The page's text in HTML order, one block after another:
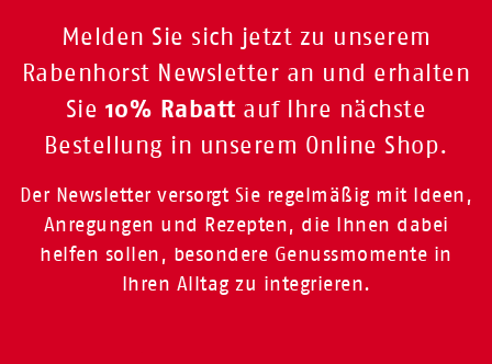
Melden Sie sich jetzt zu unserem
Rabenhorst Newsletter an und erhalten
Sie 10% Rabattauf Ihre nächste
Bestellung in unserem Online Shop.
Der Newsletter versorgt Sie regelmäßig mit Ideen,
Anregungen und Rezepten, die Ihnen dabei
helfen sollen, besondere Genussmomente in
Ihren Alltag zu integrieren.